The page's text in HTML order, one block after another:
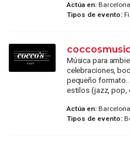
Actúa en:
Tipos de evento:
coccosmusic
Música para
celebraciones,
pequeño formato.
estilos (jazz, pop,
Actúa en:
Tipos de evento: